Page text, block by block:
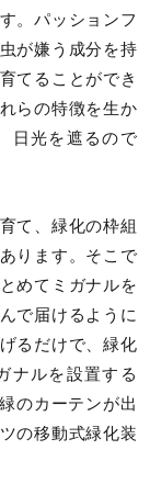
。パッションフ
が嫌う成分を持
てることができ
らの特徴を生か
日光を遮るので
て、緑化の枠組
ります。そこで
めてミガナルを
で届けるように
るだけで、緑化
ナルを設置する
のカーテンが出
の移動式緑化装